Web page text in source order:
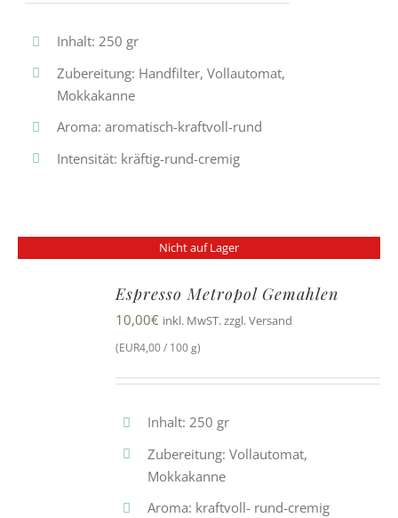
Inhalt: 250 gr
Zubereitung: Handfilter, Vollautomat,
Mokkakanne
Aroma: aromatisch-kraftvoll-rund
Intensität: kräftig-rund-cremig
Nicht auf Lager
Espresso Metropol Gemahlen
10,00€ inkl. MwST. zzgl. Versand
(EUR4,00 / 100 g)
Inhalt: 250 gr
Zubereitung: Vollautomat,
Mokkakanne
Aroma: kraftvoll- rund-cremig